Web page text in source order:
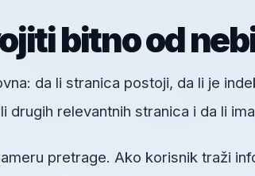
bitno od
da li stranica postoji, da li je
drugih relevantnih stranica i da li
pretrage. Ako korisnik traži